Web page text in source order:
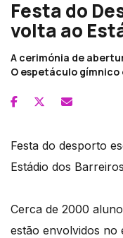
Festa do
volta ao
A cerimónia de
O espetáculo gímnico
Festa do desporto
Estádio dos
Cerca de 2000
estão envolvidos no